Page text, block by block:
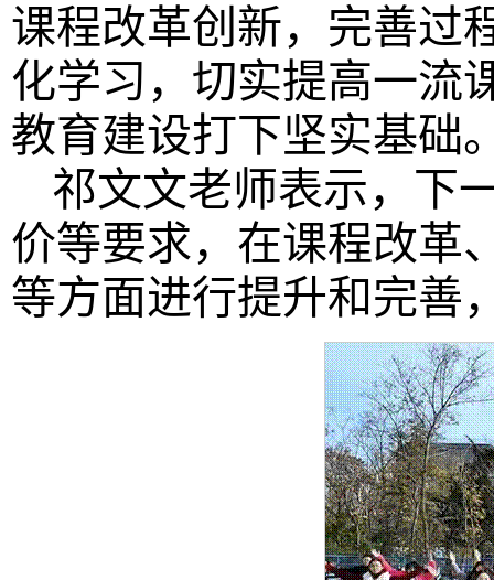
课程改革创新，完善过
化学习，切实提高一流
教育建设打下坚实基础
祁文文老师表示，下
价等要求，在课程改革
等方面进行提升和完善